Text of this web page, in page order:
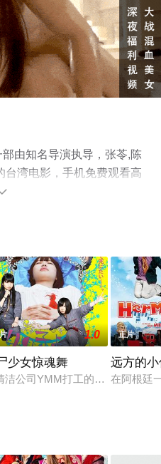
由知名导演执导，张苓,陈
台湾电影，手机免费观看高
辰电影网，更多剧情信息
观，纵使历年来经历了很多倒
1.0
少女惊魂舞
洁公司YMM打工的五个平凡少
正片
远方的
在阿根廷